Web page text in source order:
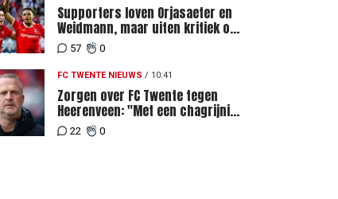
Supporters loven Orjasaeter en
Weidmann, maar uiten kritiek op
Weghorst na ruime zege op FC
DAC
57 0
FC TWENTE NIEUWS / 10:41
Zorgen over FC Twente tegen
Heerenveen: "Met een chagrijnig
gevoel richting Slowakije"
22 0